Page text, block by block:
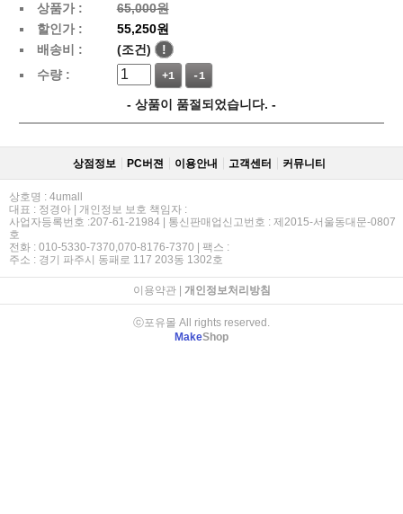
상품가 :
65,000원
할인가 :
55,250원
배송비 :
(조건)
!
수량 :
+1 -1
- 상품이 품절되었습니다. -
상점정보 PC버젼 이용안내 고객센터 커뮤니티
상호명 : 4umall
대표 : 정경아 | 개인정보 보호 책임자 :
사업자등록번호 :207-61-21984 | 통신판매업신고번호 : 제2015-서울동대문-0807
호
전화 : 010-5330-7370,070-8176-7370 | 팩스 :
주소 : 경기 파주시 동패로 117 203동 1302호
이용약관| 개인정보처리방침
ⓒ포유몰 All rights reserved.
MakeShop